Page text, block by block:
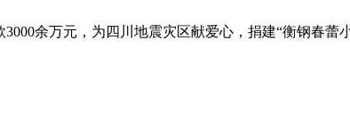
余万元，为四川地震灾区献爱心，捐建“衡钢春